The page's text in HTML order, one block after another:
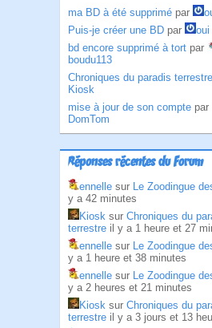
ma BD à été supprimé par
Puis-je créer une BD par
oui
bd encore supprimé à tort par
boudu113
Chroniques du paradis terrestre
Kiosk
mise à jour de son compte par
DomTom
Réponses récentes du Forum
ennelle sur Le Zoodingue
y a 42 minutes
Kiosk sur Chroniques du
terrestre il y a 1 heure et 27
ennelle sur Le Zoodingue
y a 1 heure et 38 minutes
ennelle sur Le Zoodingue
y a 2 heures et 21 minutes
Kiosk sur Chroniques du
terrestre il y a 3 jours et 13